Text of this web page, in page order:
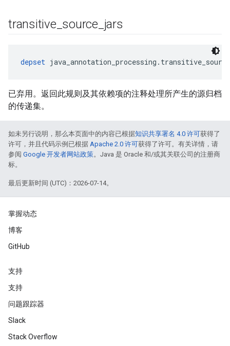
transitive source jars
depset
已弃用。返回此规则及其依赖项的注释处理所产生的源归档
的传递集。
如未另行说明，那么本页面中的内容已根据知识共享署名 4.0 许可获得了
许可，并且代码示例已根据 Apache 2.0 许可获得了许可。有关详情，请
参阅 Google 开发者网站政策。Java 是 Oracle 和/或其关联公司的注册商
标。
最后更新时间 (UTC)：2026-07-14。
掌握动态
博客
GitHub
支持
支持
问题跟踪器
Slack
Stack Overflow